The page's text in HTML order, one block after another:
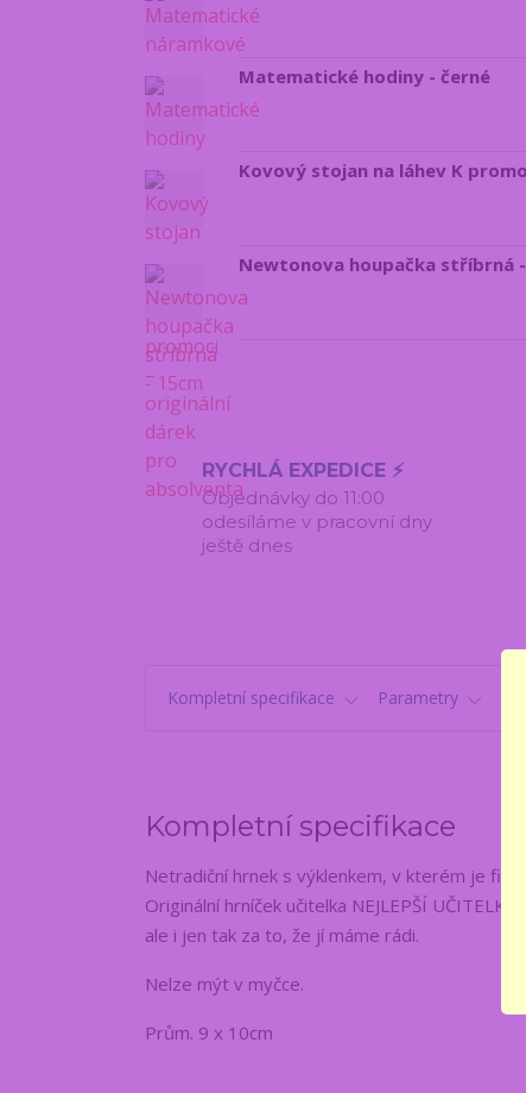
Matematické hodiny - černé
Kovový stojan na láhev K
Newtonova houpačka stříbrná
RYCHLÁ EXPEDICE ⚡
Objednávky do 11:00
odesíláme v pracovní dny
ještě dnes
Kompletní specifikace Parametry
Kompletní specifikace
Netradiční hrnek s výklenkem, v kterém je
Originální hrníček učitelka NEJLEPŠÍ
ale i jen tak za to, že jí máme rádi.
Nelze mýt v myčce.
Prům. 9 x 10cm